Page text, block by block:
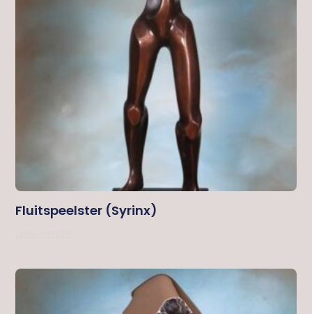
Fluitspeelster (syrinx)